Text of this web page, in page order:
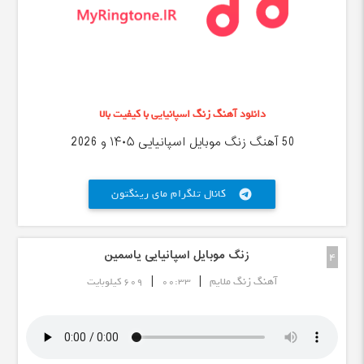
دانلود آهنگ زنگ اسپانیایی با کیفیت بالا
50 آهنگ زنگ موبایل اسپانیایی ۱۴۰۵ و 2026
کانال تلگرام مای رینگتون telegram
4 زنگ موبایل اسپانیایی یاسمین
آهنگ زنگ ملایم |
00:33
| 609 کیلوبایت